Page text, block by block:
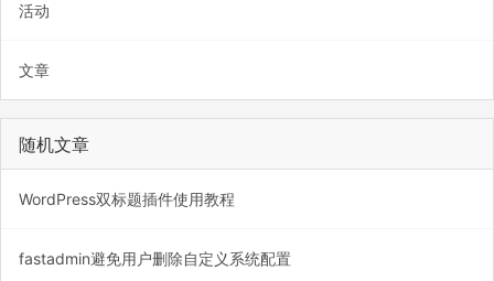
活动
文章
随机文章
WordPress双标题插件使用教程
fastadmin避免用户删除自定义系统配置